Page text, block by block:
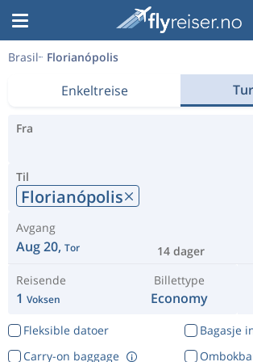
Brasil Florianópolis
Enkeltreise
Fra
Til
Florianópolis
Avgang
Aug 20, Tor 14 dager
Reisende
1 Voksen
Billettype
Economy
Fleksible datoer
Bagasje
Carry-on baggage